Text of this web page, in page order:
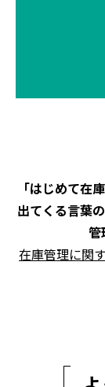
「はじめて在
出てくる言葉
管
在庫管理に関